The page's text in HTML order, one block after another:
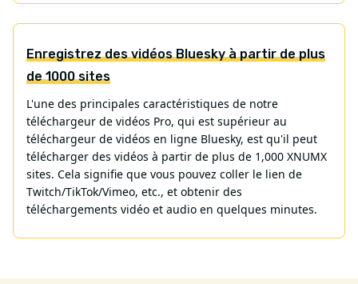
Enregistrez des vidéos Bluesky à partir de plus
de 1000 sites
L'une des principales caractéristiques de notre
téléchargeur de vidéos Pro, qui est supérieur au
téléchargeur de vidéos en ligne Bluesky, est qu'il peut
télécharger des vidéos à partir de plus de 1,000 XNUMX
sites. Cela signifie que vous pouvez coller le lien de
Twitch/TikTok/Vimeo, etc., et obtenir des
téléchargements vidéo et audio en quelques minutes.